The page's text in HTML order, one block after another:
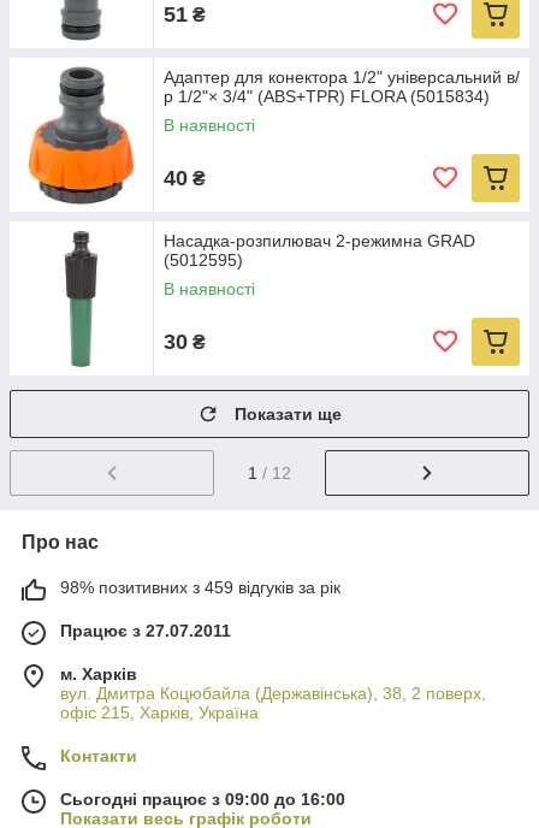
51 ₴
Адаптер для конектора 1/2" універсальний в/
р 1/2"× 3/4" (ABS+TPR) FLORA (5015834)
В наявності
40 ₴
Насадка-розпилювач 2-режимна GRAD
(5012595)
В наявності
30 ₴
Показати ще
1 / 12
Про нас
98% позитивних з 459 відгуків за рік
Працює з 27.07.2011
м. Харків
вул. Дмитра Коцюбайла (Державінська), 38, 2 поверх,
офіс 215, Харків, Україна
Контакти
Сьогодні працює з 09:00 до 16:00
Показати весь графік роботи